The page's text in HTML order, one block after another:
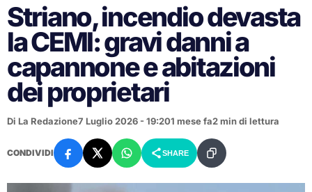
Striano, incendio devasta
la CEMI: gravi danni a
capannone e abitazioni
dei proprietari
Di La Redazione7 Luglio 2026 - 19:201 mese fa2 min di lettura
CONDIVIDI SHARE